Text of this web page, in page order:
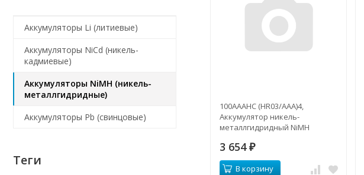
100AAAHC (HR03/ААА)4,
Аккумулятор никель-
металлгидридный NiMH
3 654 ₽
В корзину
Аккумуляторы Li (литиевые)
Аккумуляторы NiCd (никель-
кадмиевые)
Аккумуляторы NiMH (никель-
металлгидридные)
Аккумуляторы Pb (свинцовые)
Теги